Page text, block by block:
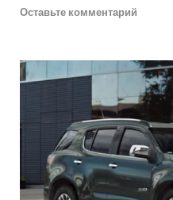
Оставьте комментарий